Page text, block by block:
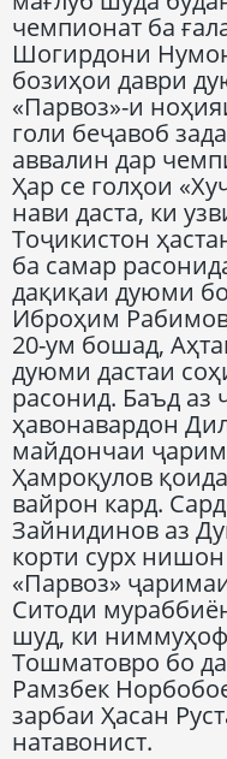
чемпионат ба
Шогирдони
бозиҳои даври
«Парвоз»-и
голи беҷавоб
аввалин дар
Ҳар се голҳои
нави даста, ки
Тоҷикистон
ба самар
дақиқаи дуюми
Иброҳим
20-ум бошад,
дуюми дастаи
расонид. Баъд аз
ҳавонавардон
майдончаи
Ҳамроқулов
вайрон кард.
Зайнидинов аз
корти сурх
«Парвоз»
Ситоди
шуд, ки
Тошматовро бо
Рамзбек
зарбаи Ҳасан
натавонист.